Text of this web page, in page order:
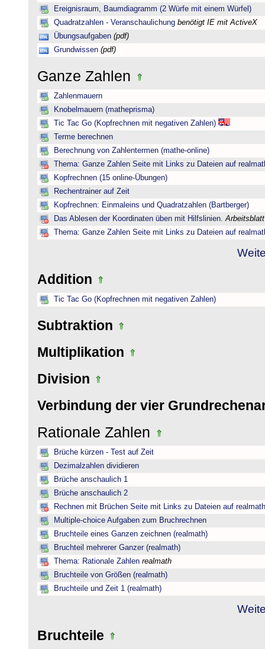
Ereignisraum, Baumdiagramm (2 Würfe mit einem Würfel)
Quadratzahlen - Veranschaulichung benötigt IE mit ActiveX
Übungsaufgaben (pdf)
Grundwissen (pdf)
Ganze Zahlen
Zahlenmauern
Knobelmauern (matheprisma)
Tic Tac Go (Kopfrechnen mit negativen Zahlen)
Terme berechnen
Berechnung von Zahlentermen (mathe-online)
Thema: Ganze Zahlen Seite mit Links zu Dateien auf
Kopfrechnen (15 online-Übungen)
Rechentrainer auf Zeit
Kopfrechnen: Einmaleins und Quadratzahlen (Bartberger)
Das Ablesen der Koordinaten üben mit Hilfslinien.
Thema: Ganze Zahlen Seite mit Links zu Dateien auf
Addition
Tic Tac Go (Kopfrechnen mit negativen Zahlen)
Subtraktion
Multiplikation
Division
Verbindung der vier
Rationale Zahlen
Brüche kürzen - Test auf Zeit
Dezimalzahlen dividieren
Brüche anschaulich 1
Brüche anschaulich 2
Rechnen mit Brüchen Seite mit Links zu Dateien auf
Multiple-choice Aufgaben zum Bruchrechnen
Bruchteile eines Ganzen zeichnen (realmath)
Bruchteil mehrerer Ganzer (realmath)
Thema: Rationale Zahlen realmath
Bruchteile von Größen (realmath)
Bruchteile und Zeit 1 (realmath)
Bruchteile